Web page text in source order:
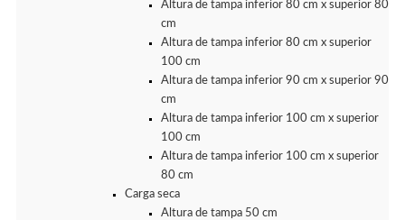
Altura de tampa inferior 80 cm x superior 80
cm
Altura de tampa inferior 80 cm x superior
100 cm
Altura de tampa inferior 90 cm x superior 90
cm
Altura de tampa inferior 100 cm x superior
100 cm
Altura de tampa inferior 100 cm x superior
80 cm
Carga seca
Altura de tampa 50 cm